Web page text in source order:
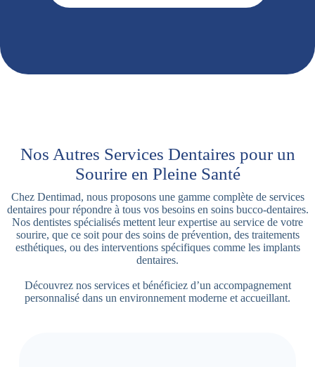
Nos Autres Services Dentaires pour un
Sourire en Pleine Santé
Chez Dentimad, nous proposons une gamme complète de services
dentaires pour répondre à tous vos besoins en soins bucco-dentaires.
Nos dentistes spécialisés mettent leur expertise au service de votre
sourire, que ce soit pour des soins de prévention, des traitements
esthétiques, ou des interventions spécifiques comme les implants
dentaires.
Découvrez nos services et bénéficiez d’un accompagnement
personnalisé dans un environnement moderne et accueillant.